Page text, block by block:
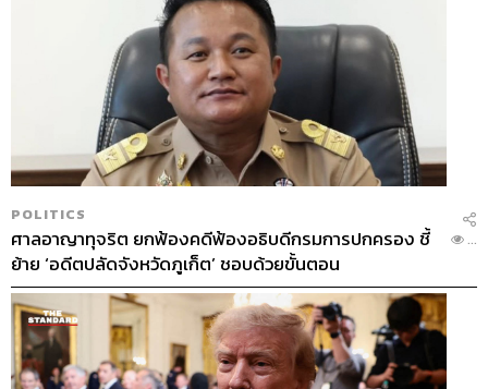
POLITICS
ศาลอาญาทุจริต ยกฟ้องคดีฟ้องอธิบดีกรมการปกครอง ชี้
ย้าย ‘อดีตปลัดจังหวัดภูเก็ต’ ชอบด้วยขั้นตอน
...